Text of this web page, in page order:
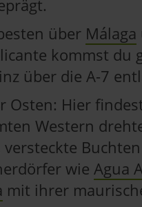
über Málaga
kommst
über die A-7
Osten: Hier
Western
wie Agua
mit ihrer